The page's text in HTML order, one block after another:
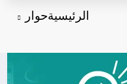
الرئيسيةحوار